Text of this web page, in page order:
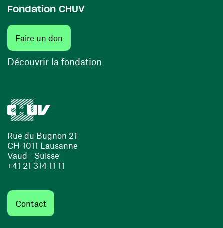
Rue du Bugnon 21
CH-1011 Lausanne
Vaud - Suisse
+41 21 314 11 11
Contact
Fondation CHUV
Faire un don
Découvrir la fondation